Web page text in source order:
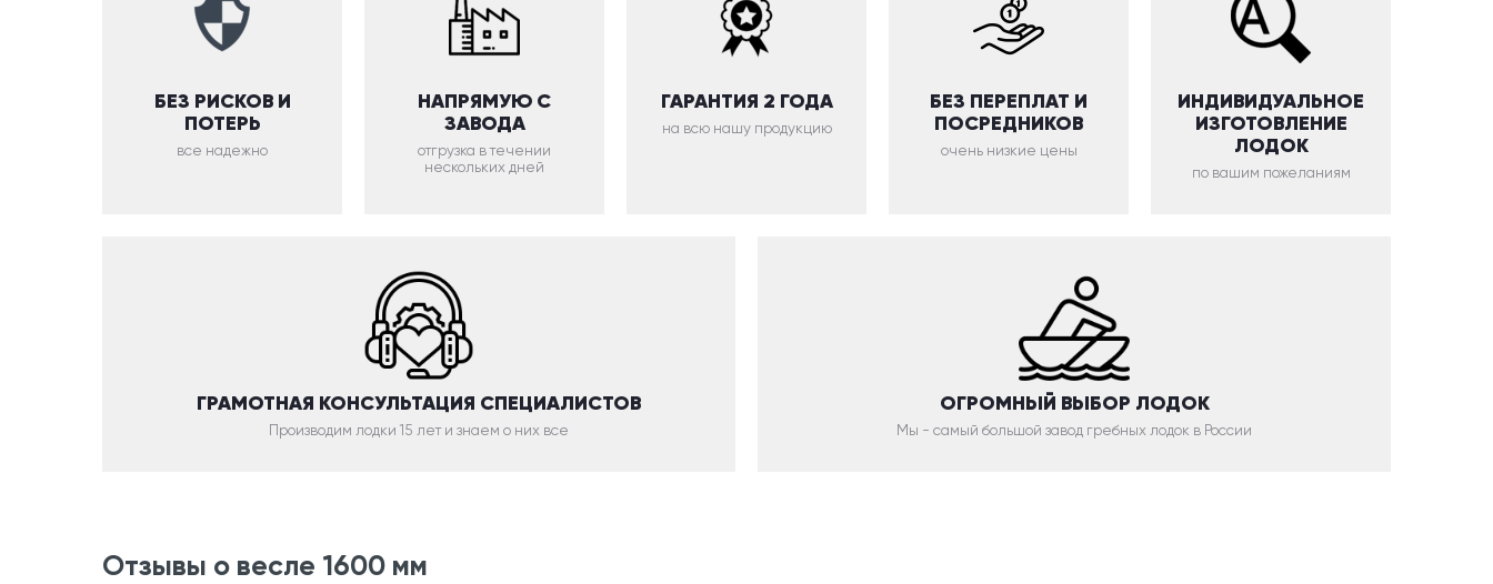
БЕЗ РИСКОВ И
ПОТЕРЬ
все надежно
НАПРЯМУЮ С
ЗАВОДА
отгрузка в течении
нескольких дней
ГАРАНТИЯ 2 ГОДА
на всю нашу продукцию
БЕЗ ПЕРЕПЛАТ И
ПОСРЕДНИКОВ
очень низкие цены
ИНДИВИДУАЛЬНОЕ
ИЗГОТОВЛЕНИЕ
ЛОДОК
по вашим пожеланиям
ГРАМОТНАЯ КОНСУЛЬТАЦИЯ СПЕЦИАЛИСТОВ
Производим лодки 15 лет и знаем о них все
ОГРОМНЫЙ ВЫБОР ЛОДОК
Мы - самый большой завод гребных лодок в России
Отзывы о весле 1600 мм